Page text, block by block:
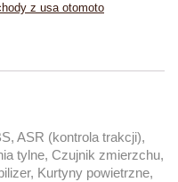
z usa otomoto
ASR (kontrola trakcji),
tylne, Czujnik zmierzchu,
Kurtyny powietrzne,